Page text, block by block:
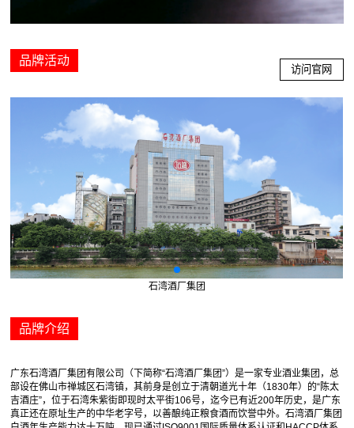
品牌活动
访问官网
石湾酒厂集团
品牌介绍
广东石湾酒厂集团有限公司（下简称“石湾酒厂集团”）是一家专业酒业集团，总
部设在佛山市禅城区石湾镇，其前身是创立于清朝道光十年（1830年）的“陈太
吉酒庄”，位于石湾朱紫街即现时太平街106号，迄今已有近200年历史，是广东
真正还在原址生产的中华老字号，以善酿纯正粮食酒而饮誉中外。石湾酒厂集团